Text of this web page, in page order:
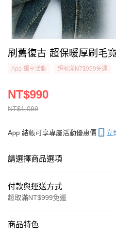
刷舊復古 超保暖厚刷毛
App 獨享活動 超取滿NT$999免運
NT$1,099
NT$990
App 結帳可享專屬活動優惠價 立
請選擇商品選項
付款與運送方式
超取滿NT$999免運
信用卡一次付款
商品特色